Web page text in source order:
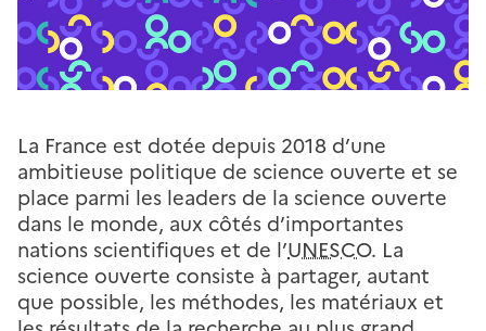
La France est dotée depuis 2018 d’une
ambitieuse politique de science ouverte et se
place parmi les leaders de la science ouverte
dans le monde, aux côtés d’importantes
nations scientifiques et de l’UNESCO. La
science ouverte consiste à partager, autant
que possible, les méthodes, les matériaux et